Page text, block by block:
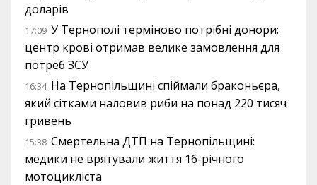
доларів
17:09 У Тернополі терміново потрібні донори:
центр крові отримав велике замовлення для
потреб ЗСУ
16:34 На Тернопільщині спіймали браконьєра,
який сітками наловив риби на понад 220 тисяч
гривень
15:38 Смертельна ДТП на Тернопільщині:
медики не врятували життя 16-річного
мотоцикліста